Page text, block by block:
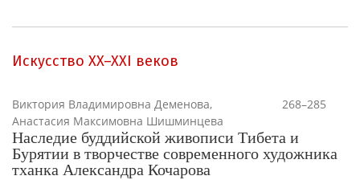
Искусство XX–XXI веков
Виктория Владимировна Деменова,
Анастасия Максимовна Шишминцева
268–285
Наследие буддийской живописи Тибета и
Бурятии в творчестве современного художника
тханка Александра Кочарова